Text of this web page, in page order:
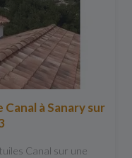
à Sanary sur
Canal sur une